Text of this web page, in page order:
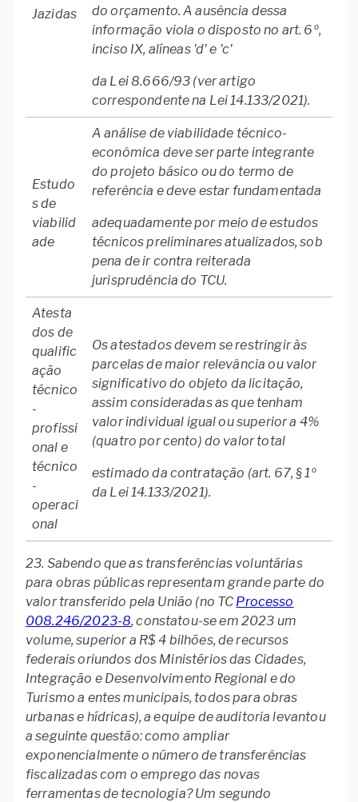
Jazidas
do orçamento. A ausência dessa
informação viola o disposto no art. 6º,
inciso IX, alíneas 'd' e 'c'
da Lei 8.666/93 (ver artigo
correspondente na Lei 14.133/2021).
Estudo
s de
viabilid
ade
A análise de viabilidade técnico-
econômica deve ser parte integrante
do projeto básico ou do termo de
referência e deve estar fundamentada
adequadamente por meio de estudos
técnicos preliminares atualizados, sob
pena de ir contra reiterada
jurisprudência do TCU.
Atesta
dos de
qualific
ação
técnico
-
profissi
onal e
técnico
-
operaci
onal
Os atestados devem se restringir às
parcelas de maior relevância ou valor
significativo do objeto da licitação,
assim consideradas as que tenham
valor individual igual ou superior a 4%
(quatro por cento) do valor total
estimado da contratação (art. 67, § 1º
da Lei 14.133/2021).
23. Sabendo que as transferências voluntárias
para obras públicas representam grande parte do
valor transferido pela União (no TC Processo
008.246/2023-8, constatou-se em 2023 um
volume, superior a R$ 4 bilhões, de recursos
federais oriundos dos Ministérios das Cidades,
Integração e Desenvolvimento Regional e do
Turismo a entes municipais, todos para obras
urbanas e hídricas), a equipe de auditoria levantou
a seguinte questão: como ampliar
exponencialmente o número de transferências
fiscalizadas com o emprego das novas
ferramentas de tecnologia? Um segundo